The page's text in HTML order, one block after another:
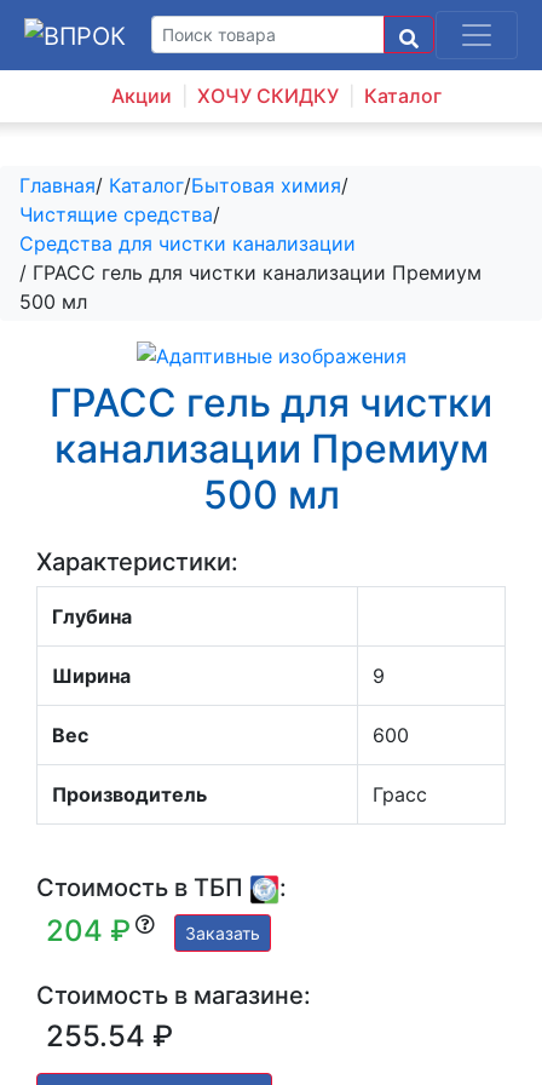
Акции ХОЧУ СКИДКУ Каталог
Главная/ Каталог/Бытовая химия/
Чистящие средства/
Средства для чистки канализации
/ ГРАСС гель для чистки канализации Премиум
500 мл
ГРАСС гель для чистки
канализации Премиум
500 мл
Характеристики:
Глубина
Ширина 9
Вес 600
Производитель Грасс
Стоимость в ТБП :
204 ₽ Заказать
Стоимость в магазине:
255.54 ₽